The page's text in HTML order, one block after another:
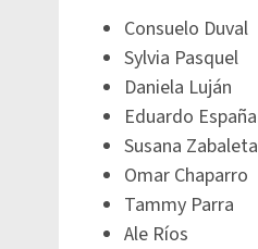
Consuelo Duval
Sylvia Pasquel
Daniela Luján
Eduardo España
Susana Zabaleta
Omar Chaparro
Tammy Parra
Ale Ríos